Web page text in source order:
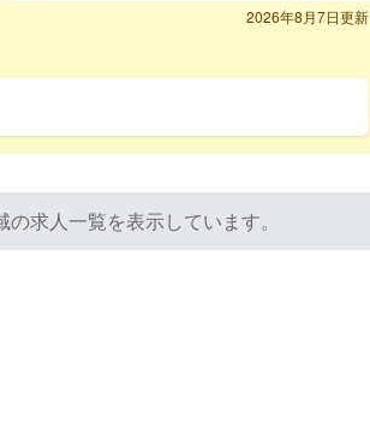
2026年8月7日更新
求人一覧を表示しています。